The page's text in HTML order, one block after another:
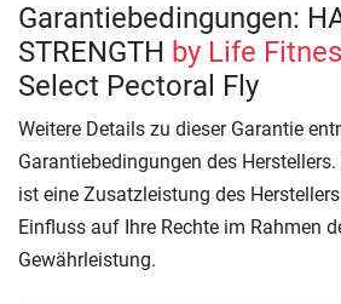
Garantiebedingungen:
STRENGTH by Life
Select Pectoral Fly
Weitere Details zu dieser Garantie
Garantiebedingungen des
ist eine Zusatzleistung des
Einfluss auf Ihre Rechte im Rahmen
Gewährleistung.